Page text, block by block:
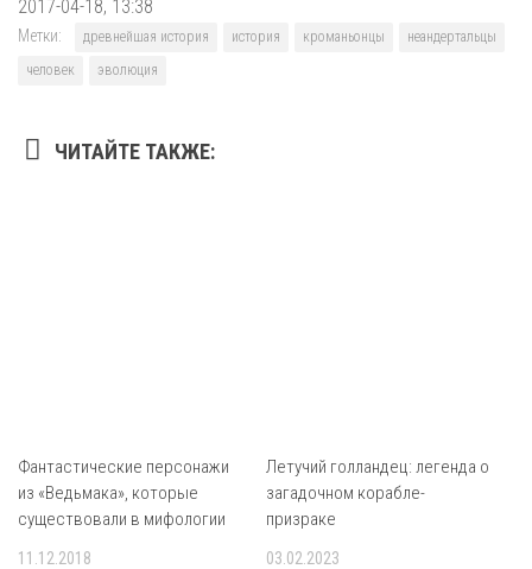
2017-04-18, 13:38
Метки: древнейшая история история кроманьонцы
неандертальцы
человек
эволюция
ЧИТАЙТЕ ТАКЖЕ:
Фантастические персонажи
из «Ведьмака», которые
существовали в мифологии
11.12.2018
Летучий голландец: легенда о
загадочном корабле-
призраке
03.02.2023